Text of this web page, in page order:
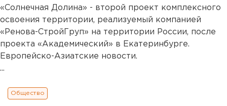
«Солнечная Долина» - второй проект комплексного
освоения территории, реализуемый компанией
«Ренова-СтройГруп» на территории России, после
проекта «Академический» в Екатеринбурге.
Европейско-Азиатские новости.
...
Общество